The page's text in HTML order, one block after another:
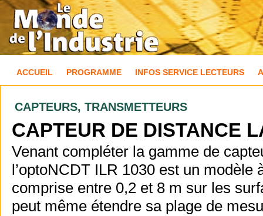
ACCUEIL PROGRAMME INFOS SERVICE LECTEURS
CAPTEURS, TRANSMETTEURS
CAPTEUR DE DISTANCE
Venant compléter la gamme de
l’optoNCDT ILR 1030 est un
comprise entre 0,2 et 8 m sur les
peut même étendre sa plage de